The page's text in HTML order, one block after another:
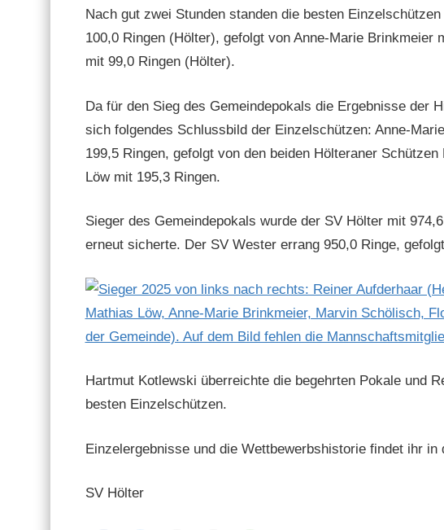
Nach gut zwei Stun­den standen die besten
100,0 Rin­gen (Höl­ter), gefol­gt von Anne-Marie Brinkmeier
mit 99,0 Rin­gen (Höl­ter).
Da für den Sieg des Gemein­de­pokals die Ergeb­nisse der
sich fol­gen­des Schluss­bild der Einzelschützen: Anne-
199,5 Rin­gen, gefol­gt von den bei­den Höl­ter­an­er
Löw mit 195,3 Ringen.
Sieger des Gemein­de­pokals wurde der SV Höl­ter mit
erneut sicherte. Der SV West­er errang 950,0 Ringe,
Hart­mut Kotlews­ki über­re­ichte die begehrten Pokale und
besten Einzelschützen.
Einzel­ergeb­nisse und die Wet­tbe­werb­shis­to­rie find­et ihr in
SV Höl­ter